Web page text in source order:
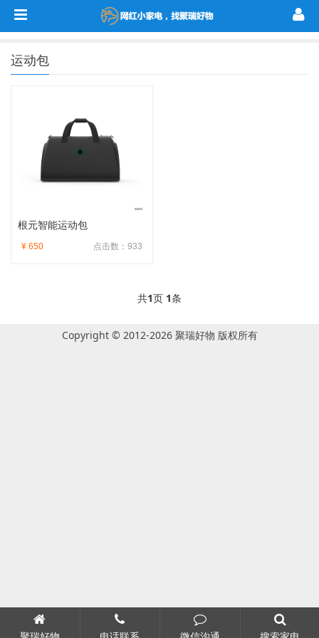
运动包
根元智能运动包
点击数：933
¥ 650
共1页 1条
Copyright © 2012-2026 聚瑞好物 版权所有